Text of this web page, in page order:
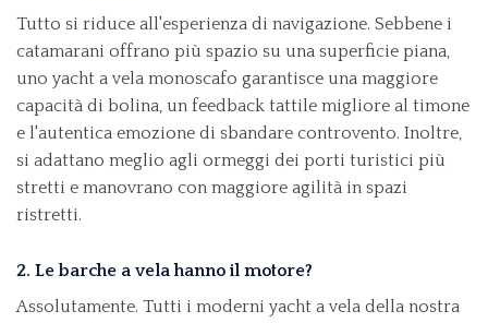
Tutto si riduce all'esperienza di navigazione. Sebbene i
catamarani offrano più spazio su una superficie piana,
uno yacht a vela monoscafo garantisce una maggiore
capacità di bolina, un feedback tattile migliore al timone
e l'autentica emozione di sbandare controvento. Inoltre,
si adattano meglio agli ormeggi dei porti turistici più
stretti e manovrano con maggiore agilità in spazi
ristretti.
2. Le barche a vela hanno il motore?
Assolutamente. Tutti i moderni yacht a vela della nostra